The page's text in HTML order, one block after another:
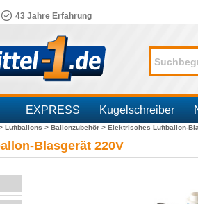
43 Jahre Erfahrung
EXPRESS Kugelschreiber
Luftballons > Ballonzubehör > Elektrisches Luftballon-
Blasgerät 220V